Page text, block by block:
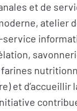
et de
atelier
et d’accueillir